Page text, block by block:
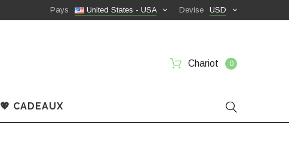
USD
Devise
United States - USA
Pays
Chariot 0
💖 CADEAUX